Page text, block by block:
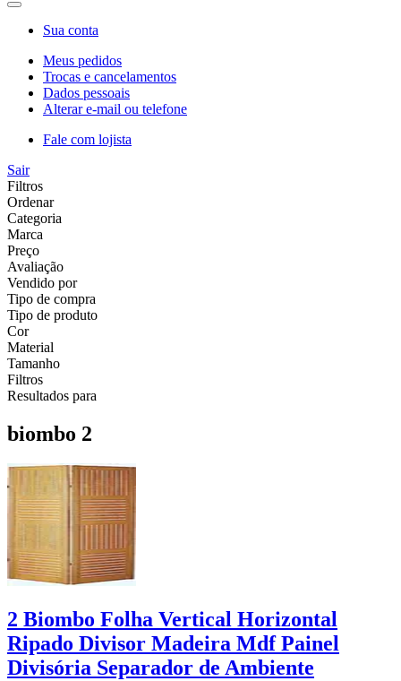
Sua conta
Meus pedidos
Trocas e cancelamentos
Dados pessoais
Alterar e-mail ou telefone
Fale com lojista
Sair
Filtros
Ordenar
Categoria
Marca
Preço
Avaliação
Vendido por
Tipo de compra
Tipo de produto
Cor
Material
Tamanho
Filtros
Resultados para
biombo 2
2 Biombo Folha Vertical Horizontal
Ripado Divisor Madeira Mdf Painel
Divisória Separador de Ambiente